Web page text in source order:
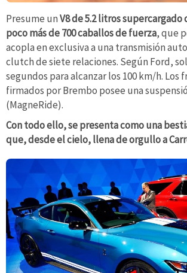
Presume unV8 de 5.2 litros supercargado
poco más de 700 caballos de fuerza, que
acopla en exclusiva a una transmisión
clutch de siete relaciones. Según Ford,
segundos para alcanzar los 100 km/h. Los
firmados por Brembo posee una
(MagneRide).
Con todo ello, se presenta como una
que, desde el cielo, llena de orgullo a